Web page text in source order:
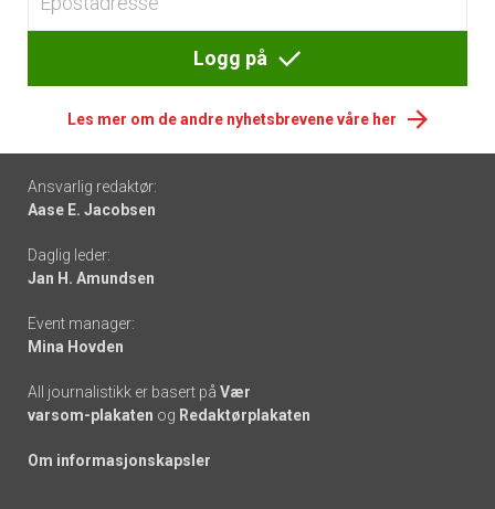
Logg på
Les mer om de andre nyhetsbrevene våre her
Footer
-
links
Ansvarlig redaktør:
Aase E. Jacobsen
Daglig leder:
Jan H. Amundsen
Event manager:
Mina Hovden
All journalistikk er basert på Vær
varsom-plakaten og Redaktørplakaten
Om informasjonskapsler